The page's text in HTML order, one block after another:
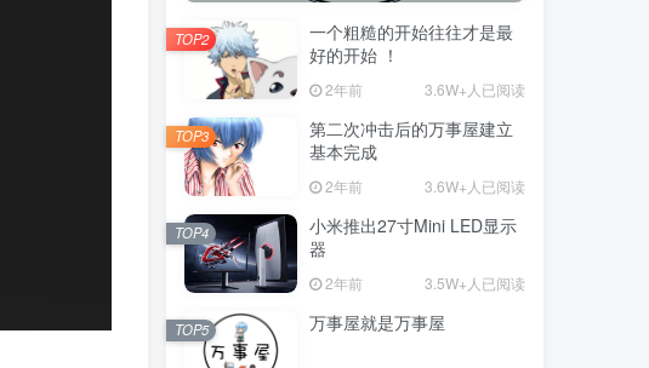
一个粗糙的开始往往才是最
好的开始 ！
2年前 3.6W+人已阅读
TOP2
第二次冲击后的万事屋建立
基本完成
2年前 3.6W+人已阅读
TOP3
小米推出27寸Mini LED显示
器
2年前 3.5W+人已阅读
TOP4
万事屋就是万事屋
TOP5